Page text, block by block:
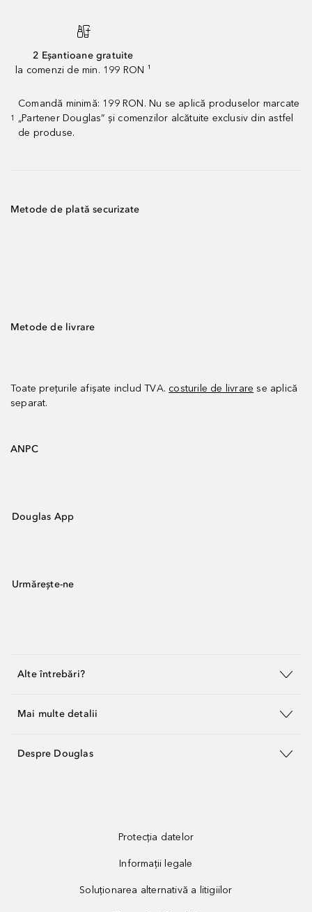
2 Eșantioane gratuite
la comenzi de min. 199 RON ¹
1
Comandă minimă: 199 RON. Nu se aplică produselor marcate
„Partener Douglas” și comenzilor alcătuite exclusiv din astfel
de produse.
Metode de plată securizate
Metode de livrare
Toate prețurile afișate includ TVA. costurile de livrare se aplică
separat.
ANPC
Douglas App
Urmărește-ne
Alte întrebări?
Mai multe detalii
Despre Douglas
Protecția datelor
Informații legale
Soluționarea alternativă a litigiilor